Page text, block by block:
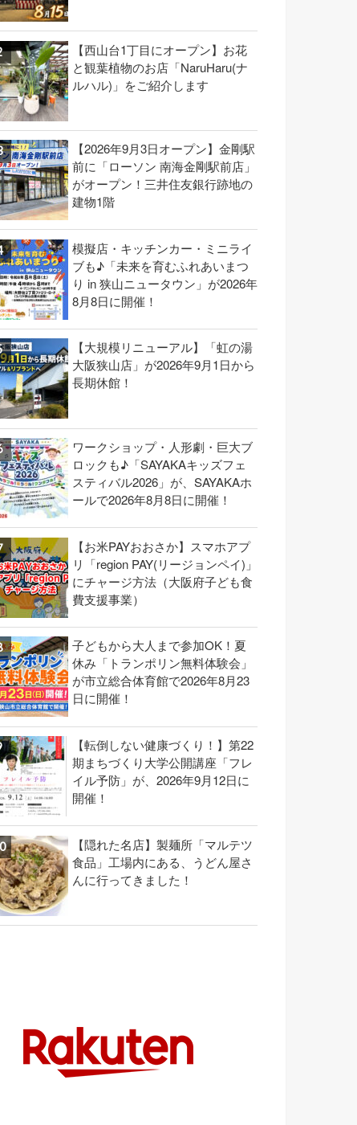
【西山台1丁目にオープン】お花
と観葉植物のお店「NaruHaru(ナ
ルハル)」をご紹介します
【2026年9月3日オープン】金剛駅
前に「ローソン 南海金剛駅前店」
がオープン！三井住友銀行跡地の
建物1階
模擬店・キッチンカー・ミニライ
ブも♪「未来を育むふれあいまつ
り in 狭山ニュータウン」が2026年
8月8日に開催！
【大規模リニューアル】「虹の湯
大阪狭山店」が2026年9月1日から
長期休館！
ワークショップ・人形劇・巨大ブ
ロックも♪「SAYAKAキッズフェ
スティバル2026」が、SAYAKAホ
ールで2026年8月8日に開催！
【お米PAYおおさか】スマホアプ
リ「region PAY(リージョンペイ)」
にチャージ方法（大阪府子ども食
費支援事業）
子どもから大人まで参加OK！夏
休み「トランポリン無料体験会」
が市立総合体育館で2026年8月23
日に開催！
【転倒しない健康づくり！】第22
期まちづくり大学公開講座「フレ
イル予防」が、2026年9月12日に
開催！
【隠れた名店】製麺所「マルテツ
食品」工場内にある、うどん屋さ
んに行ってきました！